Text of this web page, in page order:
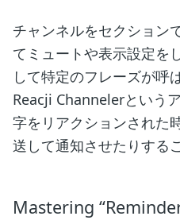
チャンネルをセクション
てミュートや表示設定を
して特定のフレーズが呼
Reacji Channelerという
字をリアクションされた
送して通知させたりする
Mastering